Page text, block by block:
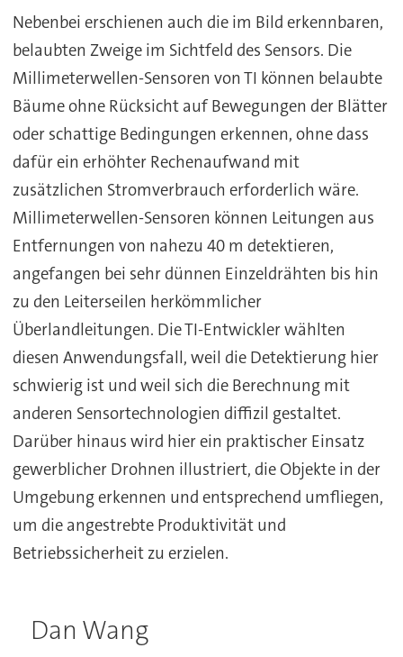
Nebenbei erschienen auch die im Bild erkennbaren,
belaubten Zweige im Sichtfeld des Sensors. Die
Millimeterwellen-Sensoren von TI können belaubte
Bäume ohne Rücksicht auf Bewegungen der Blätter
oder schattige Bedingungen erkennen, ohne dass
dafür ein erhöhter Rechenaufwand mit
zusätzlichen Stromverbrauch erforderlich wäre.
Millimeterwellen-Sensoren können Leitungen aus
Entfernungen von nahezu 40 m detektieren,
angefangen bei sehr dünnen Einzeldrähten bis hin
zu den Leiterseilen herkömmlicher
Überlandleitungen. Die TI-Entwickler wählten
diesen Anwendungsfall, weil die Detektierung hier
schwierig ist und weil sich die Berechnung mit
anderen Sensortechnologien diffizil gestaltet.
Darüber hinaus wird hier ein praktischer Einsatz
gewerblicher Drohnen illustriert, die Objekte in der
Umgebung erkennen und entsprechend umfliegen,
um die angestrebte Produktivität und
Betriebssicherheit zu erzielen.
Dan Wang